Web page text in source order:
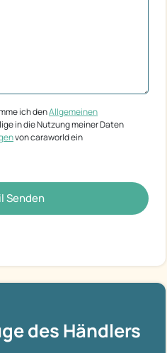
ich denAllgemeinen
in die Nutzung meiner Daten
von caraworld ein
Senden
des Händlers